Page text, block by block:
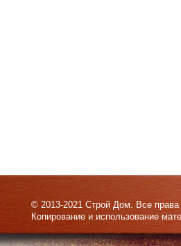
© 2013-2021 Строй Дом. Все права
Копирование и использование